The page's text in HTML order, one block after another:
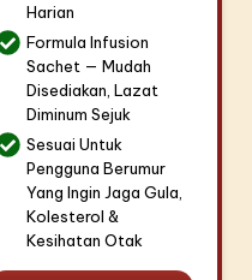
Harian
Formula Infusion
Sachet — Mudah
Disediakan, Lazat
Diminum Sejuk
Sesuai Untuk
Pengguna Berumur
Yang Ingin Jaga Gula,
Kolesterol &
Kesihatan Otak